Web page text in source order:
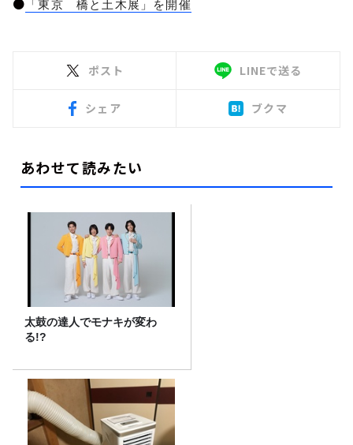
● 「東京 橋と土木展」を開催
ポスト LINEで送る
シェア ブクマ
あわせて読みたい
太鼓の達人でモナキが変わ
る!?